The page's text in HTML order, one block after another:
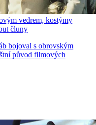
vedrem, kostýmy
čluny
bojoval s obrovským
původ filmových